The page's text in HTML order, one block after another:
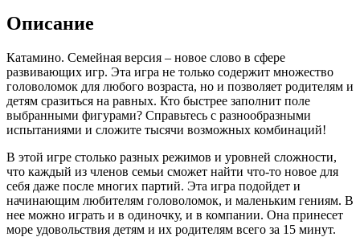
Описание
Катамино. Семейная версия – новое слово в сфере
развивающих игр. Эта игра не только содержит множество
головоломок для любого возраста, но и позволяет родителям и
детям сразиться на равных. Кто быстрее заполнит поле
выбранными фигурами? Справьтесь с разнообразными
испытаниями и сложите тысячи возможных комбинаций!
В этой игре столько разных режимов и уровней сложности,
что каждый из членов семьи сможет найти что-то новое для
себя даже после многих партий. Эта игра подойдет и
начинающим любителям головоломок, и маленьким гениям. В
нее можно играть и в одиночку, и в компании. Она принесет
море удовольствия детям и их родителям всего за 15 минут.